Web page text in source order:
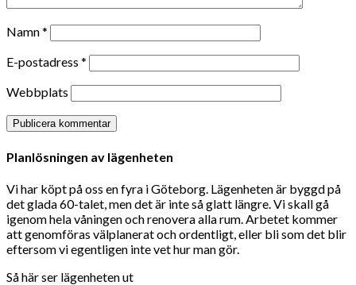
Namn*
E-postadress *
Webbplats
Planlösningen av lägenheten
Vi har köpt på oss en fyra i Göteborg. Lägenheten är byggd på
det glada 60-talet, men det är inte så glatt längre. Vi skall gå
igenom hela våningen och renovera alla rum. Arbetet kommer
att genomföras välplanerat och ordentligt, eller bli som det blir
eftersom vi egentligen inte vet hur man gör.
Så här ser lägenheten ut